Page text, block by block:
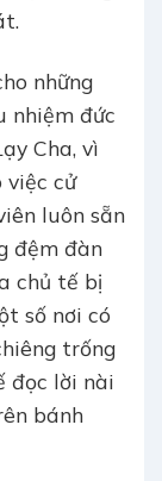
những
nhiệm đức
Cha, vì
việc cử
luôn sẵn
đệm đàn
chủ tế bị
số nơi có
trống
đọc lời nài
bánh